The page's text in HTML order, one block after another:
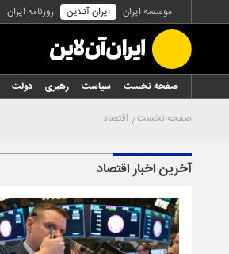
موسسه ایران ایران آنلاین روزنامه ایران
صفحه نخست سیاست رهبری دولت
صفحه نخست اقتصاد
آخرین اخبار اقتصاد